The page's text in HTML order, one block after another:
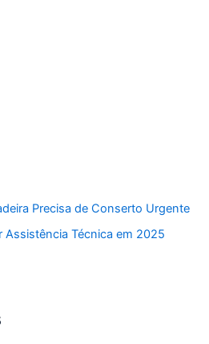
Precisa de Conserto Urgente
Assistência Técnica em 2025